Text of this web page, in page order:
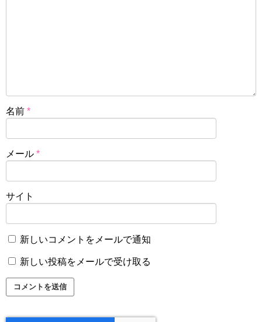
名前 *
メール *
サイト
新しいコメントをメールで通知
新しい投稿をメールで受け取る